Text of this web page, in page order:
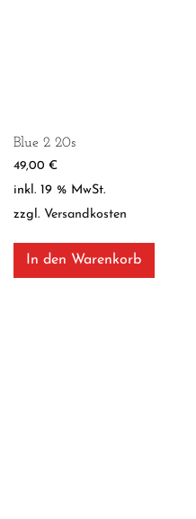
Blue 2 20s
49,00 €
inkl. 19 % MwSt.
zzgl. Versandkosten
In den Warenkorb